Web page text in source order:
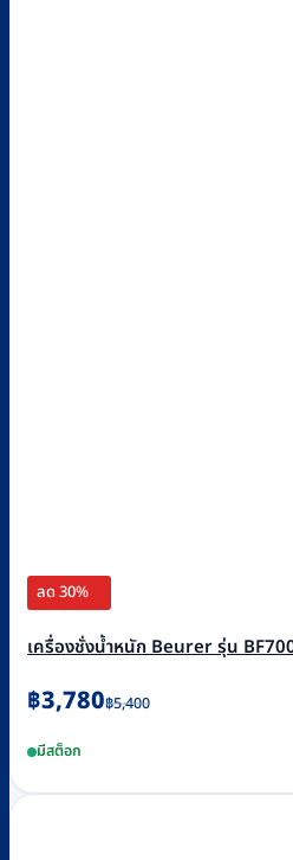
ลด 30%
เครื่องชั่งน้ำหนัก Beurer รุ่น
฿5,400
Original
was:
฿5,400.
฿3,780
Current
is:
฿3,780.
มีสต็อก